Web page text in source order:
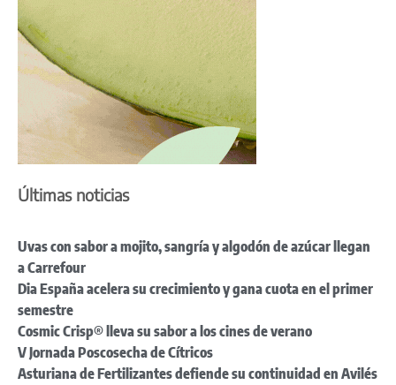
Últimas noticias
Uvas con sabor a mojito, sangría y algodón de azúcar llegan
a Carrefour
Dia España acelera su crecimiento y gana cuota en el primer
semestre
Cosmic Crisp® lleva su sabor a los cines de verano
V Jornada Poscosecha de Cítricos
Asturiana de Fertilizantes defiende su continuidad en Avilés